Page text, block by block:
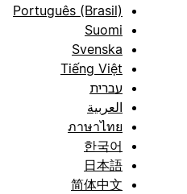
Português (Brasil)
Suomi
Svenska
Tiếng Việt
עברית
العربية
ภาษาไทย
한국어
日本語
简体中文